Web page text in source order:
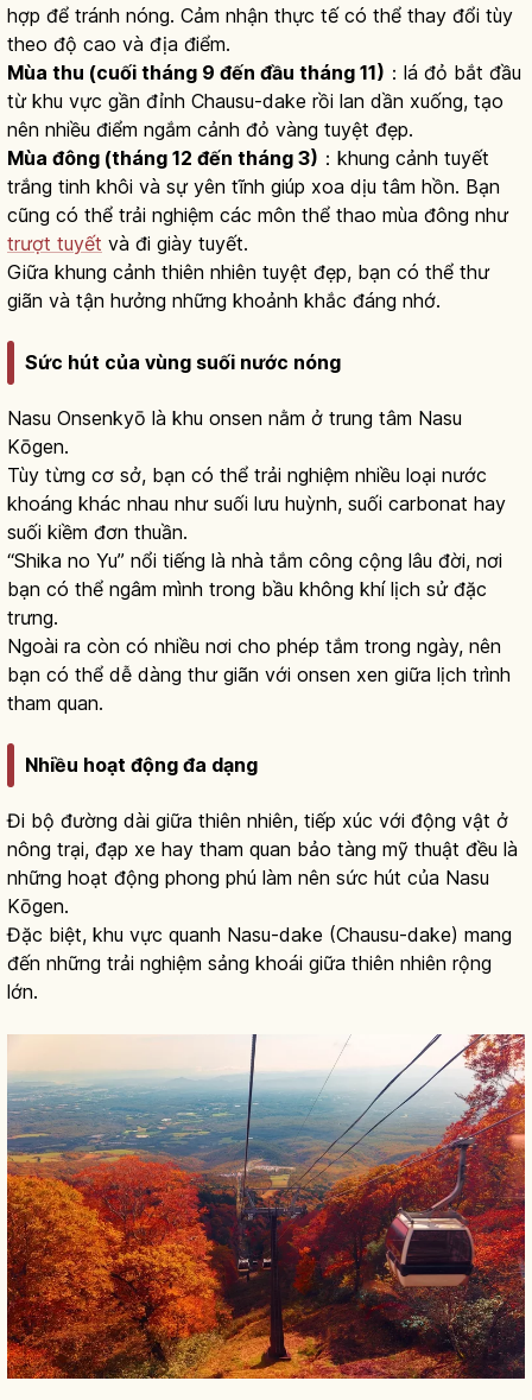
hợp để tránh nóng. Cảm nhận thực tế có thể thay đổi tùy
theo độ cao và địa điểm.
Mùa thu (cuối tháng 9 đến đầu tháng 11) ：lá đỏ bắt đầu
từ khu vực gần đỉnh Chausu-dake rồi lan dần xuống, tạo
nên nhiều điểm ngắm cảnh đỏ vàng tuyệt đẹp.
Mùa đông (tháng 12 đến tháng 3) ：khung cảnh tuyết
trắng tinh khôi và sự yên tĩnh giúp xoa dịu tâm hồn. Bạn
cũng có thể trải nghiệm các môn thể thao mùa đông như
trượt tuyết và đi giày tuyết.
Giữa khung cảnh thiên nhiên tuyệt đẹp, bạn có thể thư
giãn và tận hưởng những khoảnh khắc đáng nhớ.
Sức hút của vùng suối nước nóng
Nasu Onsenkyō là khu onsen nằm ở trung tâm Nasu
Kōgen.
Tùy từng cơ sở, bạn có thể trải nghiệm nhiều loại nước
khoáng khác nhau như suối lưu huỳnh, suối carbonat hay
suối kiềm đơn thuần.
“Shika no Yu” nổi tiếng là nhà tắm công cộng lâu đời, nơi
bạn có thể ngâm mình trong bầu không khí lịch sử đặc
trưng.
Ngoài ra còn có nhiều nơi cho phép tắm trong ngày, nên
bạn có thể dễ dàng thư giãn với onsen xen giữa lịch trình
tham quan.
Nhiều hoạt động đa dạng
Đi bộ đường dài giữa thiên nhiên, tiếp xúc với động vật ở
nông trại, đạp xe hay tham quan bảo tàng mỹ thuật đều là
những hoạt động phong phú làm nên sức hút của Nasu
Kōgen.
Đặc biệt, khu vực quanh Nasu-dake (Chausu-dake) mang
đến những trải nghiệm sảng khoái giữa thiên nhiên rộng
lớn.